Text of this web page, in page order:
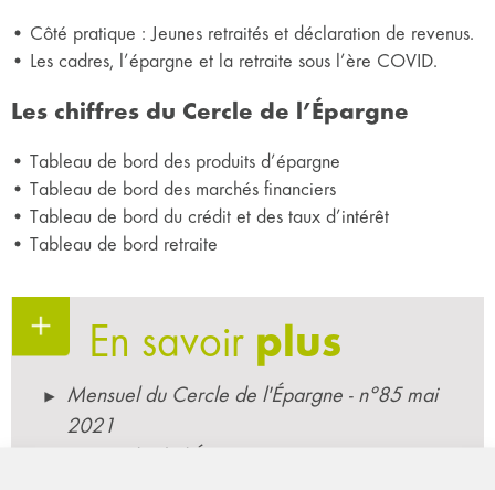
• Côté pratique : Jeunes retraités et déclaration de revenus.
• Les cadres, l’épargne et la retraite sous l’ère COVID.
Les chiffres du Cercle de l’Épargne
• Tableau de bord des produits d’épargne
• Tableau de bord des marchés financiers
• Tableau de bord du crédit et des taux d’intérêt
• Tableau de bord retraite
En savoir plus
Mensuel du Cercle de l'Épargne - n°85 mai
2021
Le Cercle de l'Épargne